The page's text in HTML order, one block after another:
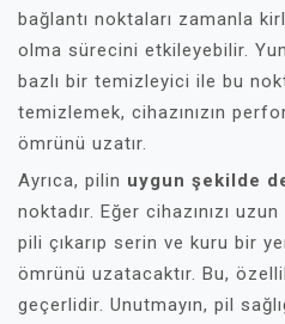
bağlantı noktaları zamanla
olma sürecini etkileyebilir.
bazlı bir temizleyici ile bu
temizlemek, cihazınızın
ömrünü uzatır.
Ayrıca, pilin uygun şekilde
noktadır. Eğer cihazınızı
pili çıkarıp serin ve kuru bir
ömrünü uzatacaktır. Bu,
geçerlidir. Unutmayın, pil